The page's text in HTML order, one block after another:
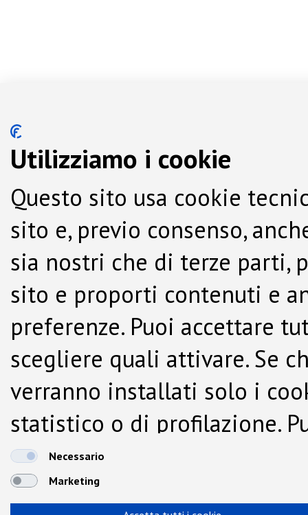
Utilizziamo i cookie
Questo sito usa cookie
sito e, previo consenso,
sia nostri che di terze parti,
sito e proporti contenuti e
preferenze. Puoi accettare
scegliere quali attivare. Se
verranno installati solo i
statistico o di profilazione.
dalla Cookie Policy.
Necessario
Marketing